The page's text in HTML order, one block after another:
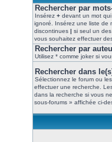
Rechercher par
Insérez + devant un mot
ignoré. Insérez une liste de
discontinues | si seul un
vous souhaitez effectuer
Rechercher par
Utilisez * comme joker si
Rechercher dans
Sélectionnez le forum ou
effectuer une recherche.
dans la recherche si vous
sous-forums » affichée ci-